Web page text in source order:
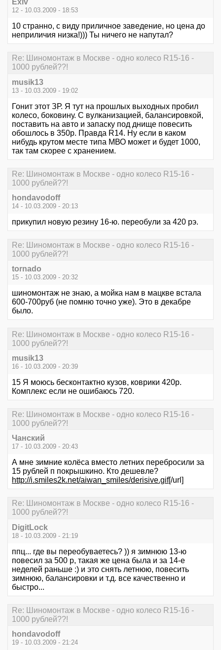
Exiv
12 - 10.03.2009 - 18:53
10 странно, с виду приличное заведение, но цена до
неприличия низка!))) Ты ничего не напутал?
Re: Шиномонтаж в Москве - одно колесо R15-16 -
1000 рублей??!
musik13
13 - 10.03.2009 - 19:02
Гонит этот ЗР. Я тут на прошлых выходных пробил
колесо, боковину. С вулканизацией, балансировкой,
поставить на авто и запаску под днище повесить
обошлось в 350р. Правда R14. Ну если в каком
нибудь крутом месте типа МВО может и будет 1000,
так там скорее с хранением.
Re: Шиномонтаж в Москве - одно колесо R15-16 -
1000 рублей??!
hondavodoff
14 - 10.03.2009 - 20:13
прикупил новую резину 16-ю. переобули за 420 рэ.
Re: Шиномонтаж в Москве - одно колесо R15-16 -
1000 рублей??!
tornado
15 - 10.03.2009 - 20:32
шиномонтаж не знаю, а мойка нам в мацкве встала
600-700руб (не помню точно уже). Это в декабре
было.
Re: Шиномонтаж в Москве - одно колесо R15-16 -
1000 рублей??!
musik13
16 - 10.03.2009 - 20:39
15 Я моюсь бесконтактно кузов, коврики 420р.
Комплекс если не ошибаюсь 720.
Re: Шиномонтаж в Москве - одно колесо R15-16 -
1000 рублей??!
Чанский
17 - 10.03.2009 - 20:43
А мне зимние колёса вместо летних перебросили за
15 рублей п покрышкино. Кто дешевле?
http://i.smiles2k.net/aiwan_smiles/derisive.gif[/url]
Re: Шиномонтаж в Москве - одно колесо R15-16 -
1000 рублей??!
DigitLock
18 - 10.03.2009 - 21:19
ппц... где вы переобуваетесь? )) я зимнюю 13-ю
повесил за 500 р, такая же цена была и за 14-е
неделей раньше :) и это снять летнюю, повесить
зимнюю, балансировки и т.д. все качественно и
быстро...
Re: Шиномонтаж в Москве - одно колесо R15-16 -
1000 рублей??!
hondavodoff
19 - 10.03.2009 - 21:24